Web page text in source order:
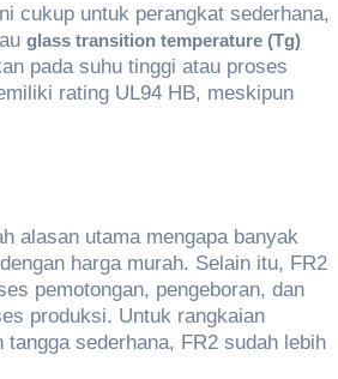
cukup untuk perangkat sederhana,
glass transition temperature (Tg)
pada suhu tinggi atau proses
rating UL94 HB, meskipun
alasan utama mengapa banyak
harga murah. Selain itu, FR2
pemotongan, pengeboran, dan
produksi. Untuk rangkaian
sederhana, FR2 sudah lebih